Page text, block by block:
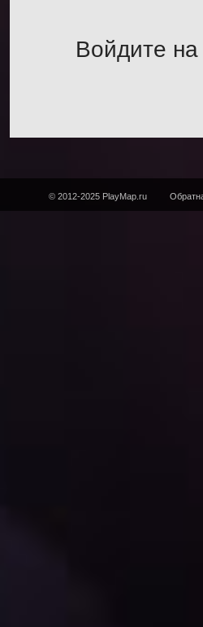
Войдите на
© 2012-2025 PlayMap.ru